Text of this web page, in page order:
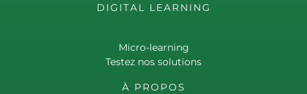
DIGITAL LEARNING
Micro-learning
Testez nos solutions
À PROPOS